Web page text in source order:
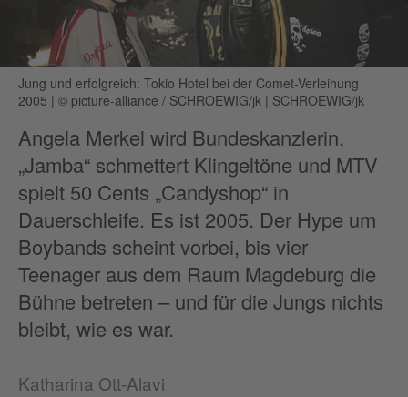
Jung und erfolgreich: Tokio Hotel bei der Comet-Verleihung
2005 | © picture-alliance / SCHROEWIG/jk | SCHROEWIG/jk
Angela Merkel wird Bundeskanzlerin,
„Jamba“ schmettert Klingeltöne und MTV
spielt 50 Cents „Candyshop“ in
Dauerschleife. Es ist 2005. Der Hype um
Boybands scheint vorbei, bis vier
Teenager aus dem Raum Magdeburg die
Bühne betreten – und für die Jungs nichts
bleibt, wie es war.
Katharina Ott-Alavi